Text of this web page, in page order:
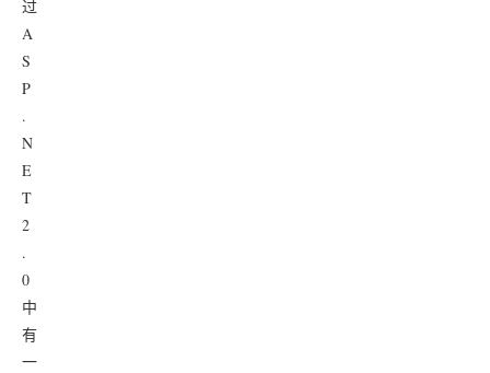
过
A
S
P
.
N
E
T
2
.
0
中
有
一